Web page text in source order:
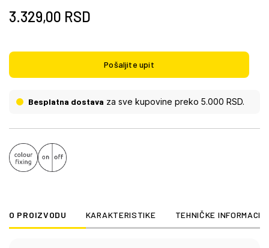
od mat bele plastike, a abažur je od opal plastike,
nivoa Kelvina, koji vam omogućava da podesite
boju svetlosti po svom ukusu. Boje se mogu fiksirati
svaku situaciju. Sa prečnikom od 300 mm, snagom
plafonska svetiljka nudi svetlo i energetski efikasno
omogućava da podesite svetlost prema svom
raspoloženju i potrebama. Priuštite sebi moderan i
3.329,00 RSD
Pošaljite upit
Besplatna dostava za sve kupovine preko 5.000 RSD.
O PROIZVODU KARAKTERISTIKE TEHNIČKE